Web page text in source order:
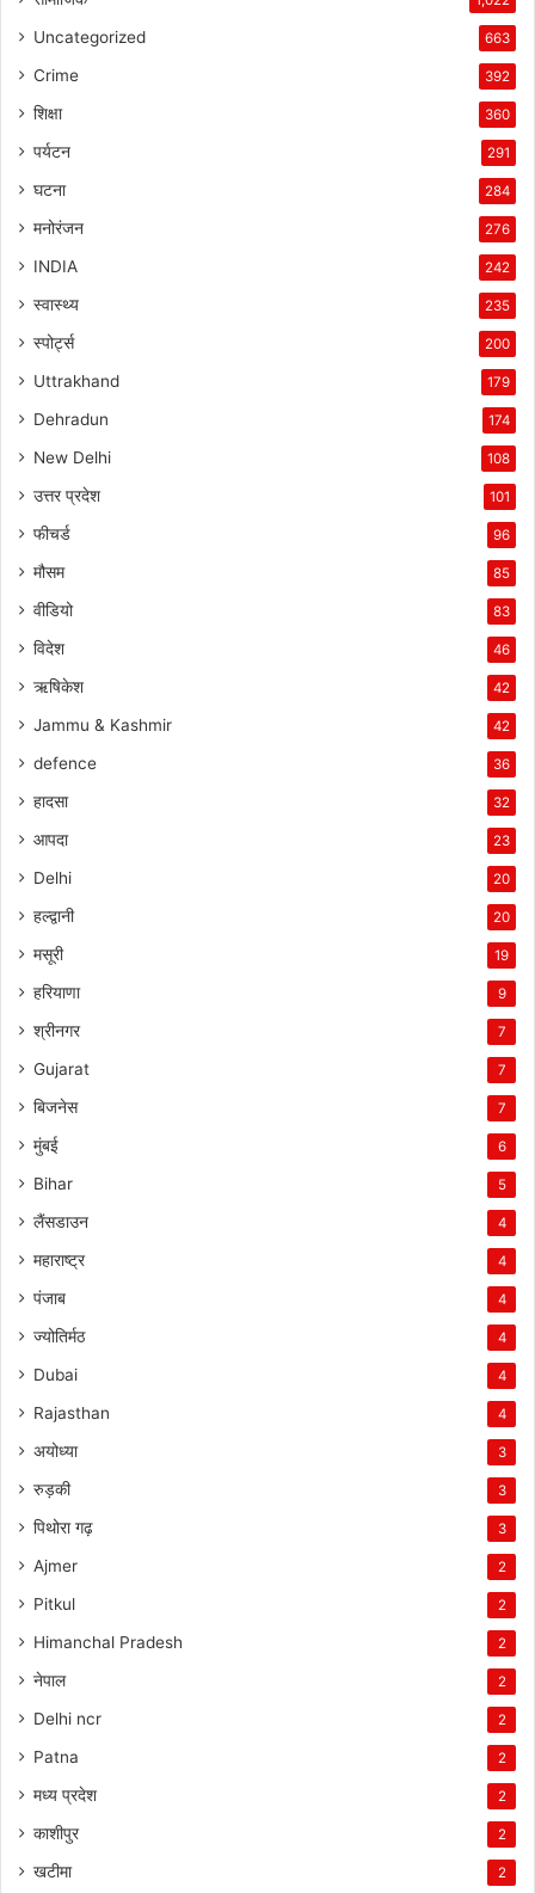
Uncategorized 663
Crime 392
शिक्षा 360
पर्यटन 291
घटना 284
मनोरंजन 276
INDIA 242
स्वास्थ्य 235
स्पोर्ट्स 200
Uttrakhand 179
Dehradun 174
New Delhi 108
उत्तर प्रदेश 101
फीचर्ड 96
मौसम 85
वीडियो 83
विदेश 46
ऋषिकेश 42
Jammu & Kashmir 42
defence 36
हादसा 32
आपदा 23
Delhi 20
हल्द्वानी 20
मसूरी 19
हरियाणा 9
श्रीनगर 7
Gujarat 7
बिजनेस 7
मुंबई 6
Bihar 5
लैंसडाउन 4
महाराष्ट्र 4
पंजाब 4
ज्योतिर्मठ 4
Dubai 4
Rajasthan 4
अयोध्या 3
रुड़की 3
पिथोरा गढ़ 3
Ajmer 2
Pitkul 2
Himanchal Pradesh 2
नेपाल 2
Delhi ncr 2
Patna 2
मध्य प्रदेश 2
काशीपुर 2
खटीमा 2